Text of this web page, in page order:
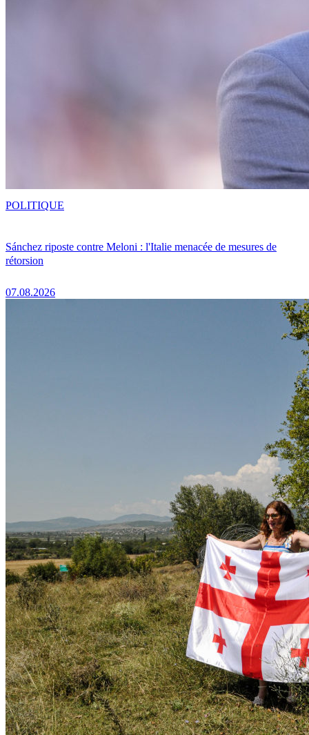
Sánchez riposte contre Meloni : l'Italie menacée de mesures de
rétorsion
07.08.2026
POLITIQUE